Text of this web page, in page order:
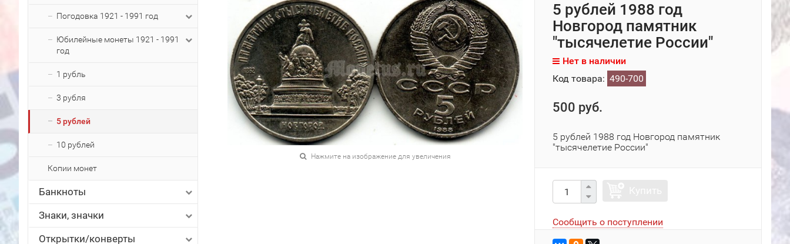
Погодовка 1921 - 1991 год
Юбилейные монеты 1921 - 1991
год
1 рубль
3 рубля
5 рублей
10 рублей
Копии монет
Банкноты
Знаки, значки
Открытки/конверты
Нажмите на изображение для увеличения
5 рублей 1988 год
Новгород памятник
"тысячелетие России"
Нет в наличии
Код товара: 490-700
500 руб.
5 рублей 1988 год Новгород памятник
"тысячелетие России"
Сообщить о поступлении